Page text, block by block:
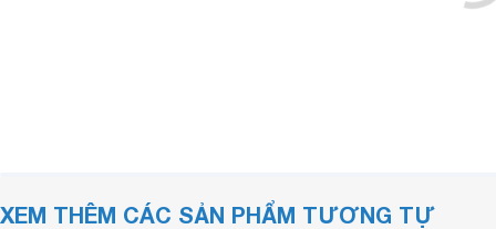
XEM THÊM CÁC SẢN PHẨM TƯƠNG TỰ